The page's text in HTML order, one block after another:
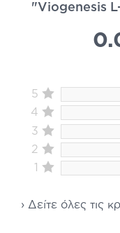
"Viogenesis
5
4
3
2
1
› Δείτε όλες τις